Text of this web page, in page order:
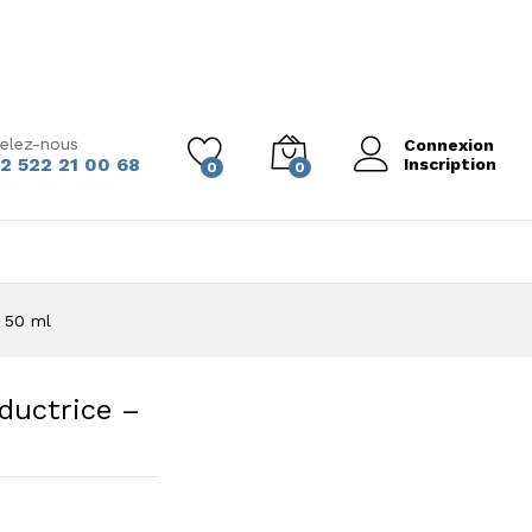
nous
522 21 00 68 0 0
Connexion
Inscription
50 ml
–